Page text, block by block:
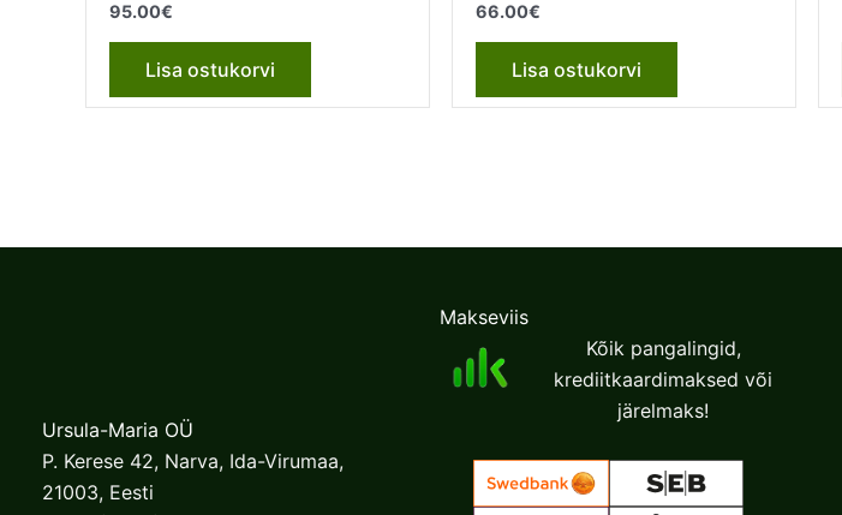
95.00€
Lisa ostukorvi
66.00€
Lisa ostukorvi
Ursula-Maria OÜ
P. Kerese 42, Narva, Ida-Virumaa,
21003, Eesti
Makseviis
Kõik pangalingid,
krediitkaardimaksed või
järelmaks!